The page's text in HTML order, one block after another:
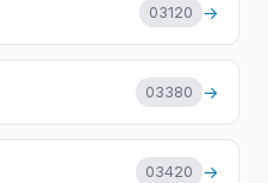
03120 →
03380 →
03420 →